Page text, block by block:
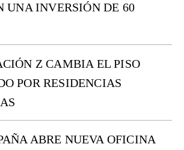
UNA INVERSIÓN DE 60
Z CAMBIA EL PISO
POR RESIDENCIAS
ABRE NUEVA OFICINA